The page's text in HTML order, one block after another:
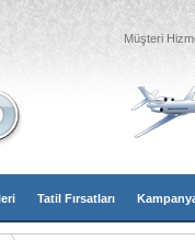
Müşteri
Tatil Fırsatları